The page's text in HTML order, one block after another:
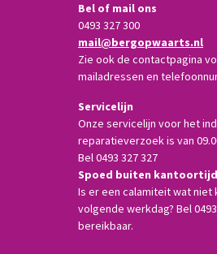
Bel of mail ons
0493 327 300
mail@bergopwaarts.nl
Zie ook de contactpagina
mailadressen en
Servicelijn
Onze servicelijn voor het
reparatieverzoek is van
Bel 0493 327 327
Spoed buiten
Is er een calamiteit wat niet
volgende werkdag? Bel
bereikbaar.